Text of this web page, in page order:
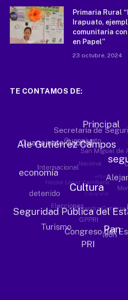
Primaria Rural
Irapuato,
comunitaria
en Papel”
23 octubre, 2024
TE CONTAMOS DE: